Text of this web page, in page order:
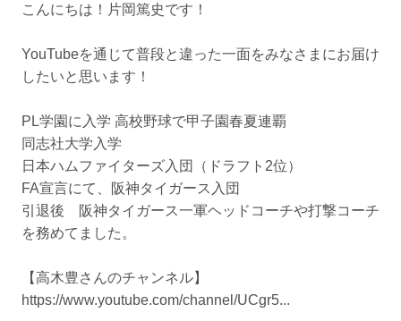
こんにちは！片岡篤史です！
YouTubeを通じて普段と違った一面をみなさまにお届け
したいと思います！
PL学園に入学 高校野球で甲子園春夏連覇
同志社大学入学
日本ハムファイターズ入団（ドラフト2位）
FA宣言にて、阪神タイガース入団
引退後 阪神タイガース一軍ヘッドコーチや打撃コーチ
を務めてました。
【高木豊さんのチャンネル】
https://www.youtube.com/channel/UCgr5...